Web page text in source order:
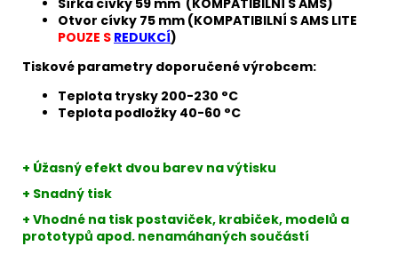
Šířka cívky 59 mm (KOMPATIBILNÍ S AMS)
Otvor cívky 75 mm (KOMPATIBILNÍ S AMS LITE
POUZE S REDUKCÍ)
Tiskové parametry doporučené výrobcem:
Teplota trysky 200-230 °C
Teplota podložky 40-60 °C
+ Úžasný efekt dvou barev na výtisku
+ Snadný tisk
+ Vhodné na tisk postaviček, krabiček, modelů a
prototypů apod. nenamáhaných součástí